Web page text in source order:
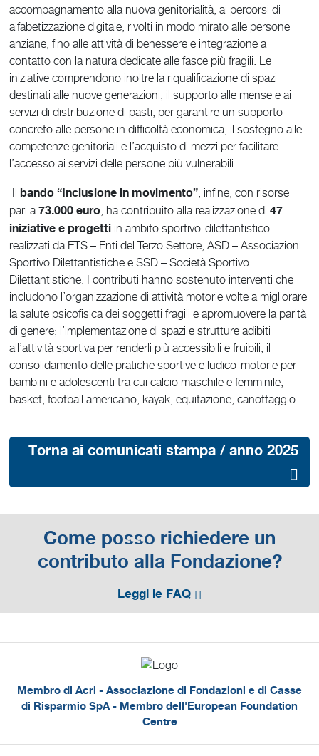
accompagnamento alla nuova genitorialità, ai percorsi di
alfabetizzazione digitale, rivolti in modo mirato alle persone
anziane, fino alle attività di benessere e integrazione a
contatto con la natura dedicate alle fasce più fragili. Le
iniziative comprendono inoltre la riqualificazione di spazi
destinati alle nuove generazioni, il supporto alle mense e ai
servizi di distribuzione di pasti, per garantire un supporto
concreto alle persone in difficoltà economica, il sostegno alle
competenze genitoriali e l’acquisto di mezzi per facilitare
l’accesso ai servizi delle persone più vulnerabili.
Ilbando “Inclusione in movimento”, infine, con risorse
pari a73.000 euro, ha contribuito alla realizzazione di47
iniziative e progetti in ambito sportivo-dilettantistico
realizzati da ETS – Enti del Terzo Settore, ASD – Associazioni
Sportivo Dilettantistiche e SSD – Società Sportivo
Dilettantistiche. I contributi hanno sostenuto interventi che
includono l’organizzazione di attività motorie volte a migliorare
la salute psicofisica dei soggetti fragili e apromuovere la parità
di genere; l’implementazione di spazi e strutture adibiti
all’attività sportiva per renderli più accessibili e fruibili, il
consolidamento delle pratiche sportive e ludico-motorie per
bambini e adolescenti tra cui calcio maschile e femminile,
basket, football americano, kayak, equitazione, canottaggio.
Torna ai comunicati stampa / anno 2025
Come posso richiedere un
contributo alla Fondazione?
Leggi le FAQ
Membro di Acri - Associazione di Fondazioni e di Casse
di Risparmio SpA - Membro dell'European Foundation
Centre